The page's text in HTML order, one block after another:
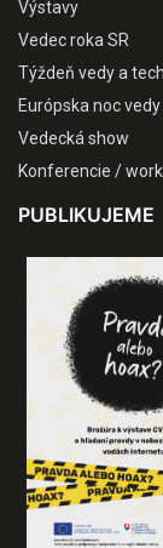
Výstavy
Vedec roka SR
Týždeň vedy a
Európska noc vedy
Vedecká show
Konferencie /
PUBLIKUJEME